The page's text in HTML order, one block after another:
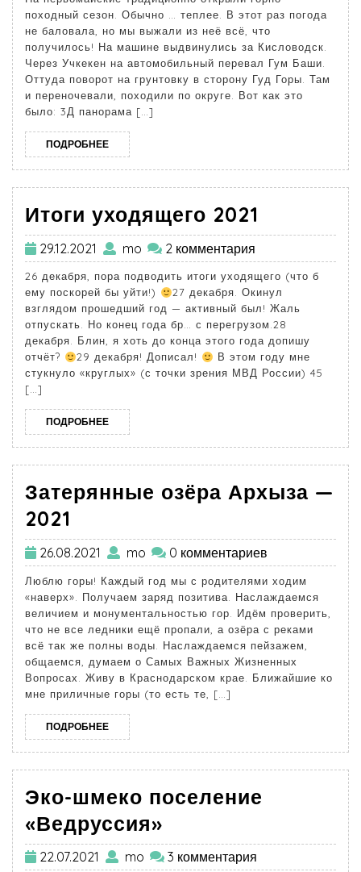
походный сезон. Обычно … теплее. В этот раз погода
не баловала, но мы выжали из неё всё, что
получилось! На машине выдвинулись за Кисловодск.
Через Учкекен на автомобильный перевал Гум Баши.
Оттуда поворот на грунтовку в сторону Гуд Горы. Там
и переночевали, походили по округе. Вот как это
было: 3Д панорама […]
ПОДРОБНЕЕ
Итоги уходящего 2021
29.12.2021 mo 2 комментария
26 декабря, пора подводить итоги уходящего (что б
ему поскорей бы уйти!)
27 декабря. Окинул
взглядом прошедший год — активный был! Жаль
отпускать. Но конец года бр… с перегрузом.28
декабря. Блин, я хоть до конца этого года допишу
отчёт?
29 декабря! Дописал!
В этом году мне
стукнуло «круглых» (с точки зрения МВД России) 45
[…]
ПОДРОБНЕЕ
Затерянные озёра Архыза —
2021
26.08.2021 mo 0 комментариев
Люблю горы! Каждый год мы с родителями ходим
«наверх». Получаем заряд позитива. Наслаждаемся
величием и монументальностью гор. Идём проверить,
что не все ледники ещё пропали, а озёра с реками
всё так же полны воды. Наслаждаемся пейзажем,
общаемся, думаем о Самых Важных Жизненных
Вопросах. Живу в Краснодарском крае. Ближайшие ко
мне приличные горы (то есть те, […]
ПОДРОБНЕЕ
Эко-шмеко поселение
«Ведруссия»
22.07.2021 mo 3 комментария